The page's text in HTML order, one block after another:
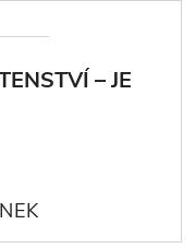
– JE